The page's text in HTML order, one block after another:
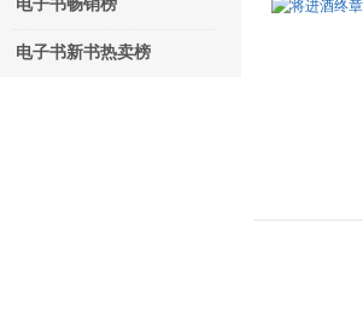
电子书畅销榜
电子书新书热卖榜